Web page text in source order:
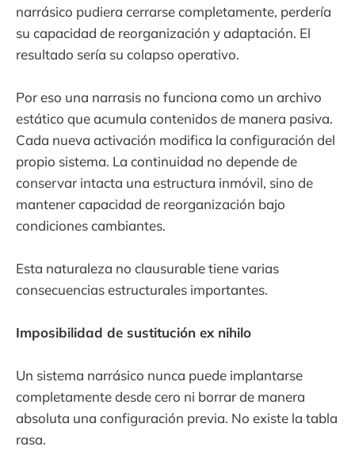
narrásico pudiera cerrarse completamente, perdería
su capacidad de reorganización y adaptación. El
resultado sería su colapso operativo.
Por eso una narrasis no funciona como un archivo
estático que acumula contenidos de manera pasiva.
Cada nueva activación modifica la configuración del
propio sistema. La continuidad no depende de
conservar intacta una estructura inmóvil, sino de
mantener capacidad de reorganización bajo
condiciones cambiantes.
Esta naturaleza no clausurable tiene varias
consecuencias estructurales importantes.
Imposibilidad de sustitución ex nihilo
Un sistema narrásico nunca puede implantarse
completamente desde cero ni borrar de manera
absoluta una configuración previa. No existe la tabla
rasa.